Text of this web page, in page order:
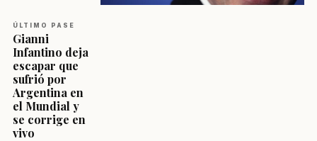
ÚLTIMO PASE
Gianni
Infantino deja
escapar que
sufrió por
Argentina en
el Mundial y
se corrige en
vivo